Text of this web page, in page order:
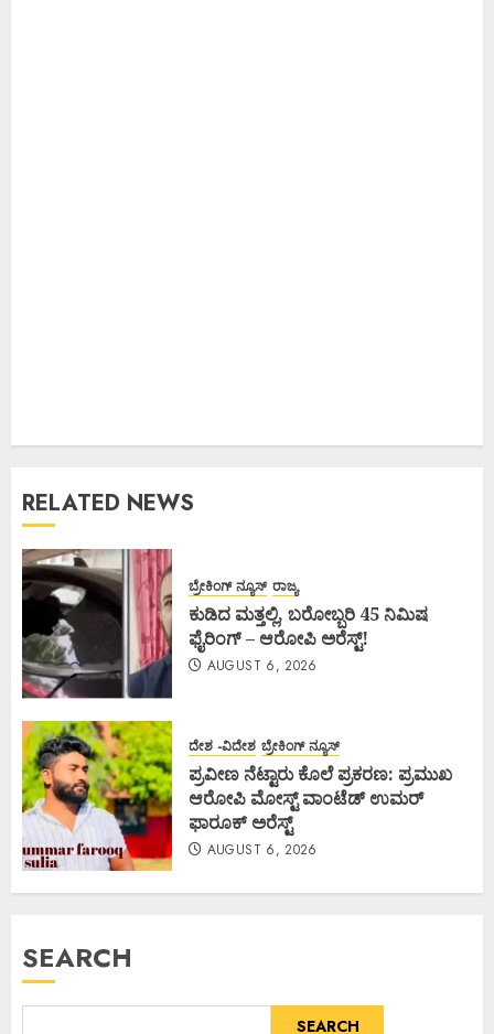
RELATED NEWS
ಬ್ರೇಕಿಂಗ್ ನ್ಯೂಸ್ ರಾಜ್ಯ
ಕುಡಿದ ಮತ್ತಲ್ಲಿ, ಬರೋಬ್ಬರಿ 45 ನಿಮಿಷ
ಫೈರಿಂಗ್ – ಆರೋಪಿ ಅರೆಸ್ಟ್!
AUGUST 6, 2026
ದೇಶ -ವಿದೇಶ ಬ್ರೇಕಿಂಗ್ ನ್ಯೂಸ್
ಪ್ರವೀಣ ನೆಟ್ಟಾರು ಕೊಲೆ ಪ್ರಕರಣ: ಪ್ರಮುಖ
ಆರೋಪಿ ಮೋಸ್ಟ್ ವಾಂಟೆಡ್ ಉಮರ್
ಫಾರೂಕ್ ಅರೆಸ್ಟ್
AUGUST 6, 2026
SEARCH
SEARCH